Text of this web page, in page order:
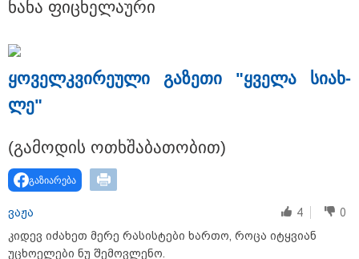
ლარიდან
თბილისი - ბუდაპეშტი 942.70
თბილისი - რომი 1768.50 ლარიდან
ნანა ფი­ცხე­ლა­უ­რი
ყო­ველკ­ვი­რე­უ­ლი გა­ზე­თი "ყვე­ლა სი­ახ­
ლე"
(გა­მო­დის ოთხშა­ბა­თო­ბით)
გაზიარება
ვაჟა 4
0
კიდევ იძახეთ მერე რასისტები ხართო, როცა იტყვიან
უცხოელები ნუ შემოვლენო.